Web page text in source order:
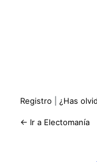
Registro ¿Has
← Ir a Electomanía